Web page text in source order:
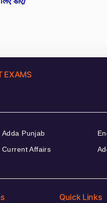
EXAMS
Adda Punjab
Current Affairs
Quick Links